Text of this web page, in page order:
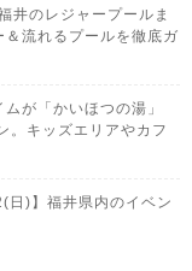
井のレジャープールま
＆流れるプールを徹底ガ
が「かいほつの湯」
。キッズエリアやカフ
日)】福井県内のイベン